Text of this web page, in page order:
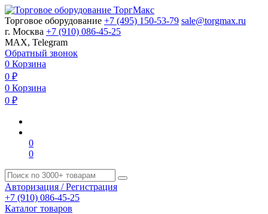
Торговое оборудование +7 (495) 150-53-79 sale@torgmax.ru
г. Москва +7 (910) 086-45-25
MAX, Telegram
Обратный звонок
0 Корзина
0 ₽
0 Корзина
0 ₽
0
0
Авторизация / Регистрация
+7 (910) 086-45-25
Каталог товаров